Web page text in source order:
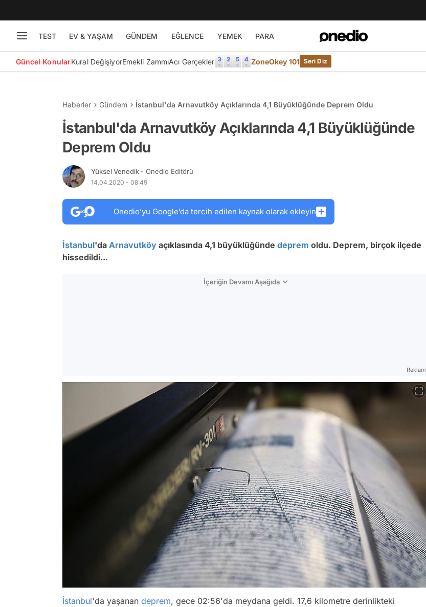
TEST EV & YAŞAM GÜNDEM EĞLENCE YEMEK PARA
Güncel KonularKural DeğişiyorEmekli ZammıAcı Gerçekler ZoneOkey 101 Seri Diz
Haberler Gündem İstanbul'da Arnavutköy Açıklarında 4,1 Büyüklüğünde Deprem Oldu
İstanbul'da Arnavutköy Açıklarında 4,1 Büyüklüğünde
Deprem Oldu
Yüksel Venedik - Onedio Editörü
14.04.2020 - 08:49
Onedio’yu Google’da tercih edilen kaynak olarak ekleyin
İstanbul'da Arnavutköy açıklasında 4,1 büyüklüğünde deprem oldu. Deprem, birçok ilçede
hissedildi...
İçeriğin Devamı Aşağıda
Reklam
İstanbul'da yaşanan deprem, gece 02:56'da meydana geldi. 17,6 kilometre derinlikteki